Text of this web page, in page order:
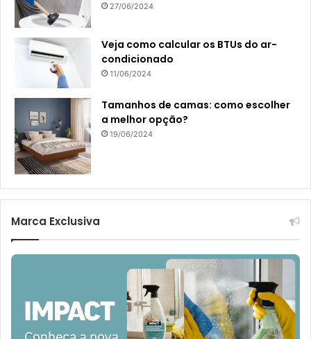
27/06/2024
Veja como calcular os BTUs do ar-
condicionado
11/06/2024
Tamanhos de camas: como escolher
a melhor opção?
19/06/2024
Marca Exclusiva